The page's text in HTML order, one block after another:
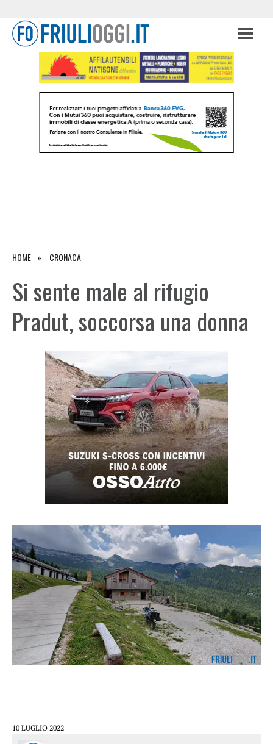
HOME CRONACA
Si sente male al rifugio
Pradut, soccorsa una donna
10 LUGLIO 2022